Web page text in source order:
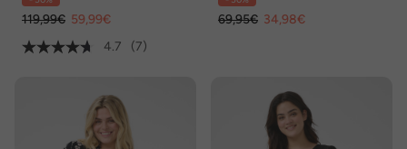
119,99€ 59,99€
4.7
(7)
69,95€ 34,98€